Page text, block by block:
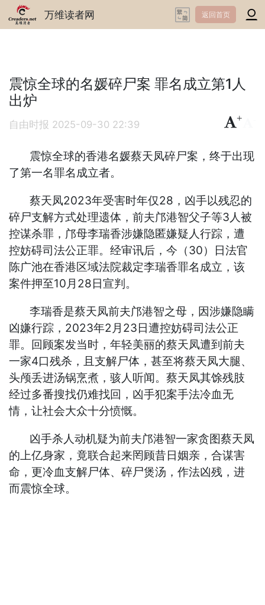
万维读者网 返回首页
震惊全球的名媛碎尸案 罪名成立第1人
出炉
自由时报 2025-09-30 22:39
+
震惊全球的香港名媛蔡天凤碎尸案，终于出现
了第一名罪名成立者。
蔡天凤2023年受害时年仅28，凶手以残忍的
碎尸支解方式处理遗体，前夫邝港智父子等3人被
控谋杀罪，邝母李瑞香涉嫌隐匿嫌疑人行踪，遭
控妨碍司法公正罪。经审讯后，今（30）日法官
陈广池在香港区域法院裁定李瑞香罪名成立，该
案件押至10月28日宣判。
李瑞香是蔡天凤前夫邝港智之母，因涉嫌隐瞒
凶嫌行踪，2023年2月23日遭控妨碍司法公正
罪。回顾案发当时，年轻美丽的蔡天凤遭到前夫
一家4口残杀，且支解尸体，甚至将蔡天凤大腿、
头颅丢进汤锅烹煮，骇人听闻。蔡天凤其馀残肢
经过多番搜找仍难找回，凶手犯案手法冷血无
情，让社会大众十分愤慨。
凶手杀人动机疑为前夫邝港智一家贪图蔡天凤
的上亿身家，竟联合起来罔顾昔日姻亲，合谋害
命，更冷血支解尸体、碎尸煲汤，作法凶残，进
而震惊全球。